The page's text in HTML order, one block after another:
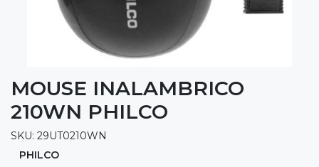
MOUSE INALAMBRICO
210WN PHILCO
SKU: 29UT0210WN
PHILCO